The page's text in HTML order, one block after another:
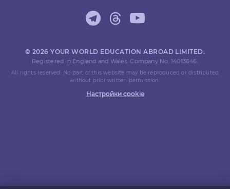
© 2026 YOUR WORLD EDUCATION ABROAD LIMITED.
Registered in England and Wales. Company No. 14013646.
All rights reserved. No part of this website may be reproduced or distributed
without prior written permission.
Настройки cookie